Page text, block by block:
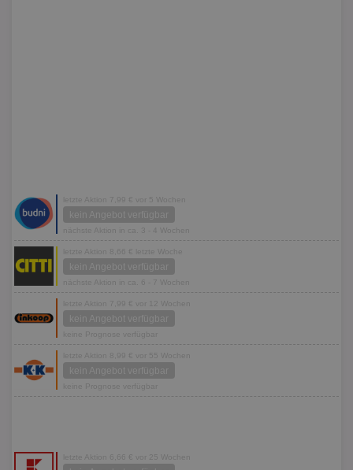
letzte Aktion 7,99 € vor 5 Wochen
kein Angebot verfügbar
nächste Aktion in ca. 3 - 4 Wochen
letzte Aktion 8,66 € letzte Woche
kein Angebot verfügbar
nächste Aktion in ca. 6 - 7 Wochen
letzte Aktion 7,99 € vor 12 Wochen
kein Angebot verfügbar
keine Prognose verfügbar
letzte Aktion 8,99 € vor 55 Wochen
kein Angebot verfügbar
keine Prognose verfügbar
letzte Aktion 6,66 € vor 25 Wochen